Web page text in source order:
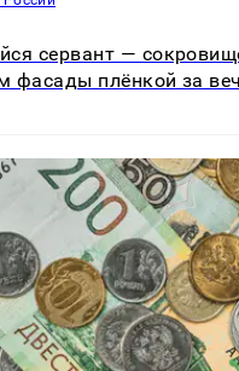
сервант —
фасады плёнкой за